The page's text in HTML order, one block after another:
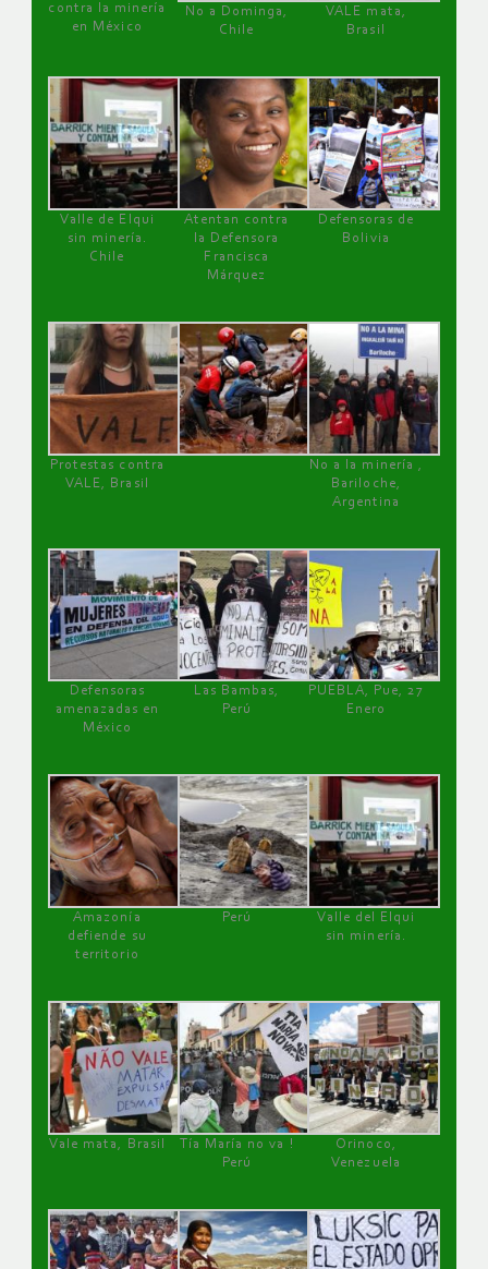
contra la minería
en México
No a Dominga,
Chile
VALE mata,
Brasil
Valle de Elqui
sin minería.
Chile
Atentan contra
la Defensora
Francisca
Márquez
Defensoras de
Bolivia
Protestas contra
VALE, Brasil
No a la minería ,
Bariloche,
Argentina
Defensoras
amenazadas en
México
Las Bambas,
Perú
PUEBLA, Pue, 27
Enero
Amazonía
defiende su
territorio
Perú
Valle del Elqui
sin minería.
Vale mata, Brasil
Tía María no va !
Perú
Orinoco,
Venezuela